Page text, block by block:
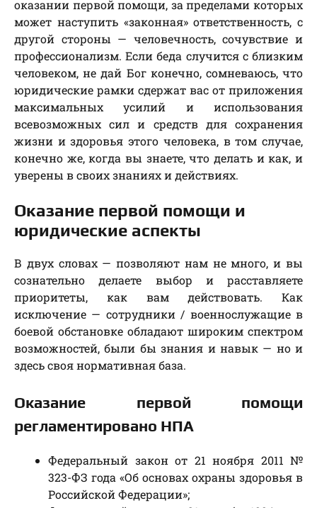
оказании первой помощи, за пределами которых
может наступить «законная» ответственность, с
другой стороны — человечность, сочувствие и
профессионализм. Если беда случится с близким
человеком, не дай Бог конечно, сомневаюсь, что
юридические рамки сдержат вас от приложения
максимальных усилий и использования
всевозможных сил и средств для сохранения
жизни и здоровья этого человека, в том случае,
конечно же, когда вы знаете, что делать и как, и
уверены в своих знаниях и действиях.
Оказание первой помощи и
юридические аспекты
В двух словах — позволяют нам не много, и вы
сознательно делаете выбор и расставляете
приоритеты, как вам действовать. Как
исключение — сотрудники / военнослужащие в
боевой обстановке обладают широким спектром
возможностей, были бы знания и навык — но и
здесь своя нормативная база.
Оказание первой помощи
регламентировано НПА
Федеральный закон от 21 ноября 2011 №
323-ФЗ года «Об основах охраны здоровья в
Российской Федерации»;